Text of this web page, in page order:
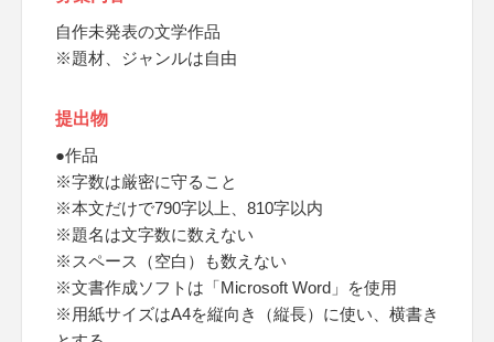
自作未発表の文学作品
※題材、ジャンルは自由
提出物
●作品
※字数は厳密に守ること
※本文だけで790字以上、810字以内
※題名は文字数に数えない
※スペース（空白）も数えない
※文書作成ソフトは「Microsoft Word」を使用
※用紙サイズはA4を縦向き（縦長）に使い、横書き